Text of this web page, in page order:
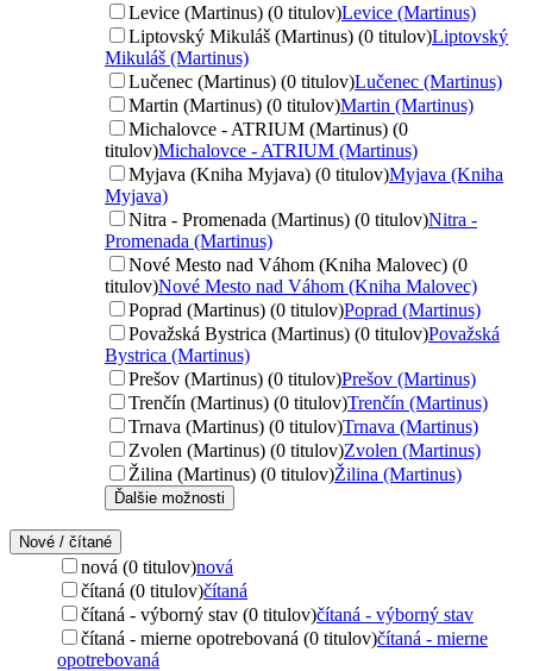
Levice (Martinus) (0 titulov)Levice (Martinus)
Liptovský Mikuláš (Martinus) (0 titulov)Liptovský
Mikuláš (Martinus)
Lučenec (Martinus) (0 titulov)Lučenec (Martinus)
Martin (Martinus) (0 titulov)Martin (Martinus)
Michalovce - ATRIUM (Martinus) (0
titulov)Michalovce - ATRIUM (Martinus)
Myjava (Kniha Myjava) (0 titulov)Myjava (Kniha
Myjava)
Nitra - Promenada (Martinus) (0 titulov)Nitra -
Promenada (Martinus)
Nové Mesto nad Váhom (Kniha Malovec) (0
titulov)Nové Mesto nad Váhom (Kniha Malovec)
Poprad (Martinus) (0 titulov)Poprad (Martinus)
Považská Bystrica (Martinus) (0 titulov)Považská
Bystrica (Martinus)
Prešov (Martinus) (0 titulov)Prešov (Martinus)
Trenčín (Martinus) (0 titulov)Trenčín (Martinus)
Trnava (Martinus) (0 titulov)Trnava (Martinus)
Zvolen (Martinus) (0 titulov)Zvolen (Martinus)
Žilina (Martinus) (0 titulov)Žilina (Martinus)
Ďalšie možnosti
Nové / čítané
nová (0 titulov)nová
čítaná (0 titulov)čítaná
čítaná - výborný stav (0 titulov)čítaná - výborný stav
čítaná - mierne opotrebovaná (0 titulov)čítaná - mierne
opotrebovaná